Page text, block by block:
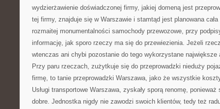
wydzierżawienie doświadczonej firmy, jakiej domeną jest
tej firmy, znajduje się w Warszawie i stamtąd jest planowana
rozmaitej monumentalności samochody przewozowe, przy
informację, jak sporo rzeczy ma się do przewiezienia. Jeżeli
wtenczas ani chybi pozostanie do tego wykorzystane
Przy paru rzeczach, zużytkuje się do przeprowadzki nieduży
firmę, to tanie przeprowadzki Warszawa, jako że wszystkie
Usługi transportowe Warszawa, zyskały sporą renomę,
dobre. Jednostka nigdy nie zawodzi swoich klientów, tedy też